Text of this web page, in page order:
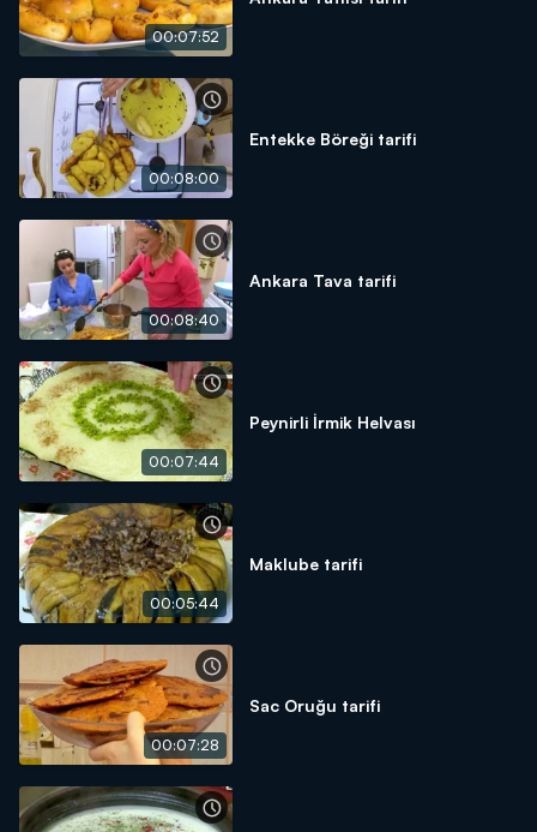
00:07:52
00:08:00
Entekke Böreği tarifi
00:08:40
Ankara Tava tarifi
00:07:44
Peynirli İrmik Helvası
00:05:44
Maklube tarifi
00:07:28
Sac Oruğu tarifi